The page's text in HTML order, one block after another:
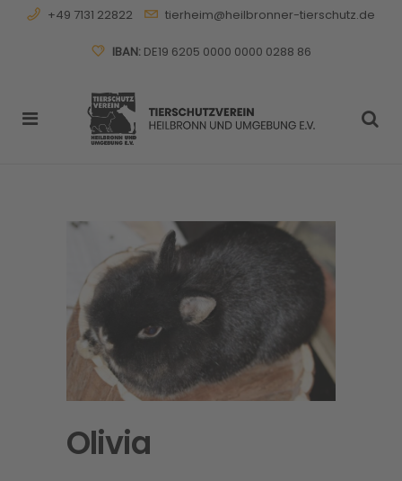
+49 7131 22822 tierheim@heilbronner-tierschutz.de
IBAN:DE19 6205 0000 0000 0288 86
Olivia